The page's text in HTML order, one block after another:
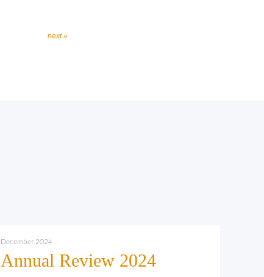
next »
December 2024
Annual Review 2024